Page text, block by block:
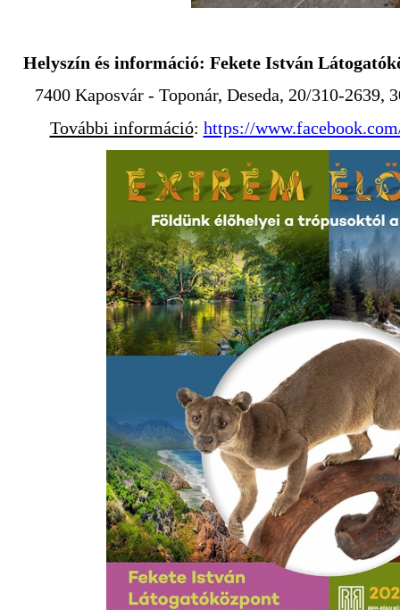
Helyszín és információ: Fekete István
7400 Kaposvár - Toponár, Deseda, 20/310-2639,
További információ: https://